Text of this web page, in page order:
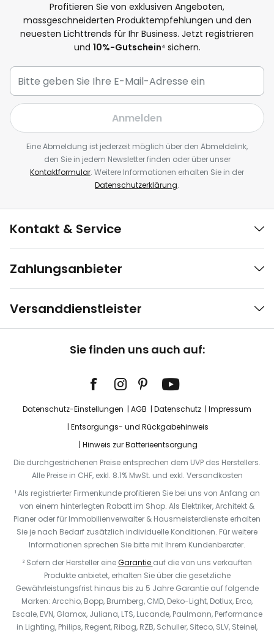
Profitieren Sie von exklusiven Angeboten,
massgeschneiderten Produktempfehlungen und den
neuesten Lichttrends für Ihr Business. Jetzt registrieren
und 10%-Gutschein⁴ sichern.
Anmelden
Eine Abmeldung ist jederzeit möglich über den Abmeldelink,
den Sie in jedem Newsletter finden oder über unser
Kontaktformular. Weitere Informationen erhalten Sie in der
Datenschutzerklärung.
Kontakt & Service
Zahlungsanbieter
Versanddienstleister
Sie finden uns auch auf:
Datenschutz-Einstellungen AGB Datenschutz
Impressum
Entsorgungs- und Rückgabehinweis
Hinweis zur Batterieentsorgung
Die durchgestrichenen Preise entsprechen dem UVP des Herstellers.
Alle Preise in CHF, exkl. 8.1% MwSt. und exkl. Versandkosten
¹ Als registrierter Firmenkunde profitieren Sie bei uns von Anfang an
von einem hinterlegten Rabatt im Shop. Als Elektriker, Architekt &
Planer oder für Immobilienverwalter & Hausmeisterdienste erhalten
Sie je nach Bedarf zusätzlich individuelle Konditionen. Für weitere
Informationen sprechen Sie bitte mit Ihrem Kundenberater.
² Sofern der Hersteller eineGarantie auf die von uns verkauften
Produkte anbietet, erhalten Sie über die gesetzliche
Gewährleistungsfrist hinaus bis zu 5 Jahre Garantie auf folgende
Marken: Arcchio, Bopp, Brumberg, CMD, Deko-Light, Dotlux, Erco,
Escale, EVN, Glamox, Juliana, LTS, Lucande, Paulmann, Performance
in Lighting, Philips, Regent, Ribag, RZB, Schuller, Siteco, SLV, Steinel,